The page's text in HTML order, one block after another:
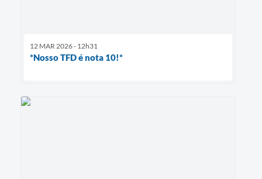
12 MAR 2026 - 12h31
*Nosso TFD é nota 10!*